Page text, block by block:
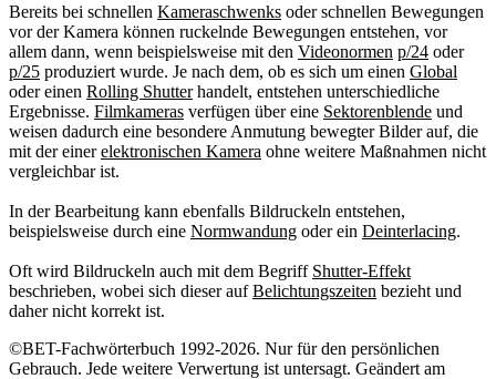
Bereits bei schnellen Kameraschwenks oder schnellen Bewegungen
vor der Kamera können ruckelnde Bewegungen entstehen, vor
allem dann, wenn beispielsweise mit den Videonormen p/24 oder
p/25 produziert wurde. Je nach dem, ob es sich um einen Global
oder einen Rolling Shutterhandelt, entstehen unterschiedliche
Ergebnisse. Filmkameras verfügen über eine Sektorenblende und
weisen dadurch eine besondere Anmutung bewegter Bilder auf, die
mit der einerelektronischen Kamera ohne weitere Maßnahmen nicht
vergleichbar ist.
In der Bearbeitung kann ebenfalls Bildruckeln entstehen,
beispielsweise durch eine Normwandung oder ein Deinterlacing.
Oft wird Bildruckeln auch mit dem Begriff Shutter-Effekt
beschrieben, wobei sich dieser aufBelichtungszeiten bezieht und
daher nicht korrekt ist.
©BET-Fachwörterbuch 1992-2026. Nur für den persönlichen
Gebrauch. Jede weitere Verwertung ist untersagt. Geändert am